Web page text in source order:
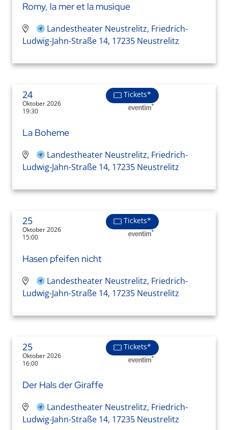
Romy, la mer et la musique
Landestheater Neustrelitz, Friedrich-
Ludwig-Jahn-Straße 14, 17235 Neustrelitz
24
Oktober 2026
19:30
Tickets*
La Boheme
Landestheater Neustrelitz, Friedrich-
Ludwig-Jahn-Straße 14, 17235 Neustrelitz
25
Oktober 2026
15:00
Tickets*
Hasen pfeifen nicht
Landestheater Neustrelitz, Friedrich-
Ludwig-Jahn-Straße 14, 17235 Neustrelitz
25
Oktober 2026
16:00
Tickets*
Der Hals der Giraffe
Landestheater Neustrelitz, Friedrich-
Ludwig-Jahn-Straße 14, 17235 Neustrelitz